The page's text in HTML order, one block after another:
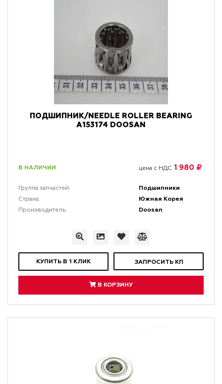
ПОДШИПНИК/NEEDLE ROLLER BEARING
A153174 DOOSAN
В НАЛИЧИИ цена с НДС 1 980 ₽
Группа запчастей: Подшипники
Страна: Южная Корея
Производитель: Doosan
КУПИТЬ В 1 КЛИК ЗАПРОСИТЬ КП
В КОРЗИНУ